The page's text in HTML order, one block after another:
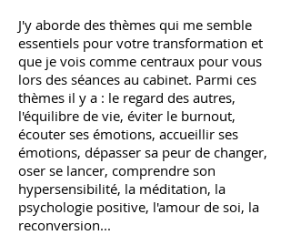
J'y aborde des thèmes qui me semble
essentiels pour votre transformation et
que je vois comme centraux pour vous
lors des séances au cabinet. Parmi ces
thèmes il y a : le regard des autres,
l'équilibre de vie, éviter le burnout,
écouter ses émotions, accueillir ses
émotions, dépasser sa peur de changer,
oser se lancer, comprendre son
hypersensibilité, la méditation, la
psychologie positive, l'amour de soi, la
reconversion...